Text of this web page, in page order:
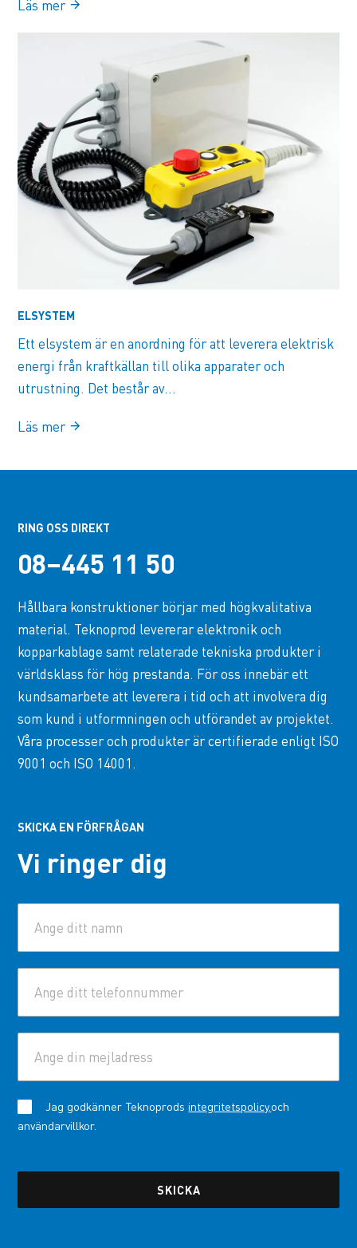
Läs mer
ELSYSTEM
Ett elsystem är en anordning för att leverera elektrisk
energi från kraftkällan till olika apparater och
utrustning. Det består av...
Läs mer
RING OSS DIREKT
08–445 11 50
Hållbara konstruktioner börjar med högkvalitativa
material. Teknoprod levererar elektronik och
kopparkablage samt relaterade tekniska produkter i
världsklass för hög prestanda. För oss innebär ett
kundsamarbete att leverera i tid och att involvera dig
som kund i utformningen och utförandet av projektet.
Våra processer och produkter är certifierade enligt ISO
9001 och ISO 14001.
SKICKA EN FÖRFRÅGAN
Vi ringer dig
Jag godkänner Teknoprodsintegritetspolicy.och
användarvillkor.